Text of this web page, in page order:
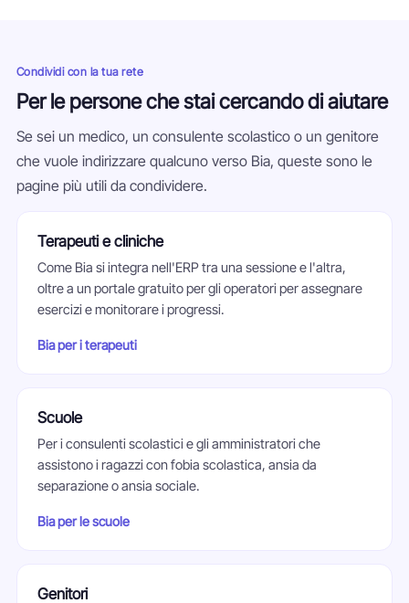
Condividi con la tua rete
Per le persone che stai cercando di aiutare
Se sei un medico, un consulente scolastico o un genitore
che vuole indirizzare qualcuno verso Bia, queste sono le
pagine più utili da condividere.
Terapeuti e cliniche
Come Bia si integra nell'ERP tra una sessione e l'altra,
oltre a un portale gratuito per gli operatori per assegnare
esercizi e monitorare i progressi.
Bia per i terapeuti
Scuole
Per i consulenti scolastici e gli amministratori che
assistono i ragazzi con fobia scolastica, ansia da
separazione o ansia sociale.
Bia per le scuole
Genitori